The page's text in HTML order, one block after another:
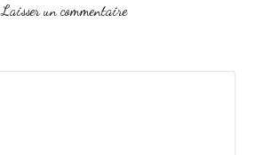
Laisser un commentaire